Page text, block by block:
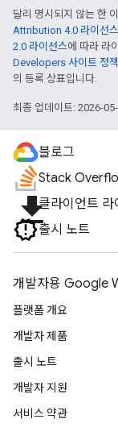
달리 명시되지 않는 한
Attribution 4.0 라이선스
2.0 라이선스에 따라 라
Developers 사이트 정책
의 등록 상표입니다.
최종 업데이트: 2026-
블로그
Stack
file_download클라이언트 라
출시 노트
개발자용 Google
플랫폼 개요
개발자 제품
출시 노트
개발자 지원
서비스 약관